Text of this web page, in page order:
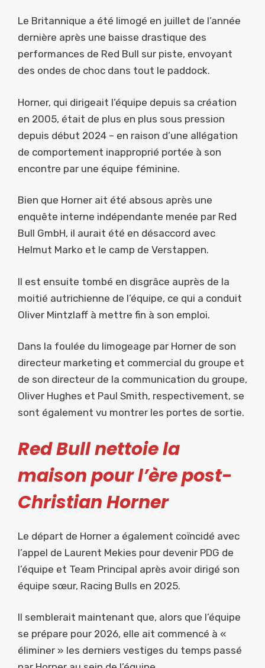
Le Britannique a été limogé en juillet de l’année
dernière après une baisse drastique des
performances de Red Bull sur piste, envoyant
des ondes de choc dans tout le paddock.
Horner, qui dirigeait l’équipe depuis sa création
en 2005, était de plus en plus sous pression
depuis début 2024 – en raison d’une allégation
de comportement inapproprié portée à son
encontre par une équipe féminine.
Bien que Horner ait été absous après une
enquête interne indépendante menée par Red
Bull GmbH, il aurait été en désaccord avec
Helmut Marko et le camp de Verstappen.
Il est ensuite tombé en disgrâce auprès de la
moitié autrichienne de l’équipe, ce qui a conduit
Oliver Mintzlaff à mettre fin à son emploi.
Dans la foulée du limogeage par Horner de son
directeur marketing et commercial du groupe et
de son directeur de la communication du groupe,
Oliver Hughes et Paul Smith, respectivement, se
sont également vu montrer les portes de sortie.
Red Bull nettoie la
maison pour l’ère post-
Christian Horner
Le départ de Horner a également coïncidé avec
l’appel de Laurent Mekies pour devenir PDG de
l’équipe et Team Principal après avoir dirigé son
équipe sœur, Racing Bulls en 2025.
Il semblerait maintenant que, alors que l’équipe
se prépare pour 2026, elle ait commencé à «
éliminer » les derniers vestiges du temps passé